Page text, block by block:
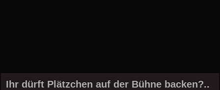
Ihr dürft Plätzchen auf der Bühne backen?..